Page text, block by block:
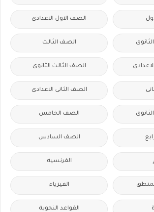
الصف الاول الاعدادى
الصف الثالث
الصف الثالث الثانوى
الصف الثانى الاعدادى
الصف الخامس
الصف السادس
الفرنسيه
الفيزياء
القواعد النحوية